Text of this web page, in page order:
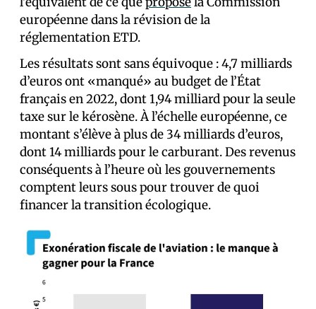
européenne dans la révision de la
réglementation ETD.
Les résultats sont sans équivoque : 4,7 milliards
d’euros ont «manqué» au budget de l’État
français en 2022, dont 1,94 milliard pour la seule
taxe sur le kérosène. À l’échelle européenne, ce
montant s’élève à plus de 34 milliards d’euros,
dont 14 milliards pour le carburant. Des revenus
conséquents à l’heure où les gouvernements
comptent leurs sous pour trouver de quoi
financer la transition écologique.